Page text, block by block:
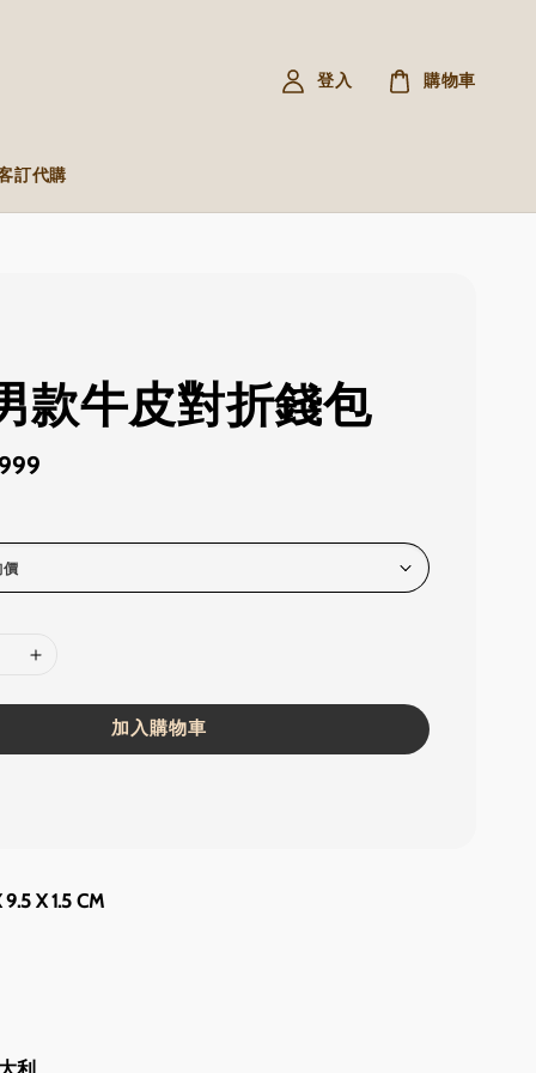
訂代購
登入 購物車
款牛皮對折錢包
加入購物車
9.5 X 1.5 CM